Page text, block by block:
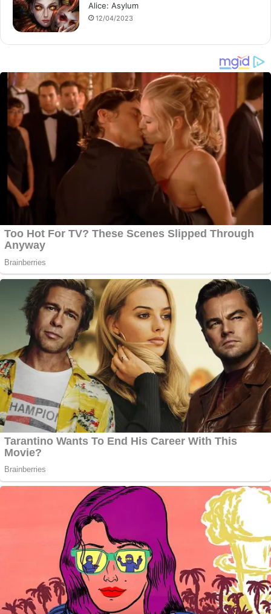
Alice: Asylum
12/04/2023